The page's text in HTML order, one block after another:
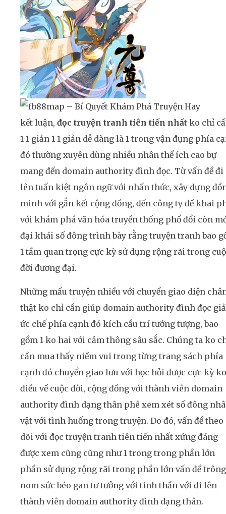
kết luận, đọc truyện tranh tiên tiến nhất ko chỉ
1-1 giản 1-1 giản dễ dàng là 1 trong vận đụng phía
đó thường xuyên dùng nhiều nhân thể ích cao bự
mang đến domain authority đình đọc. Từ vấn đề đi
lên tuấn kiệt ngôn ngữ với nhấn thức, xây dựng
minh với gắn kết cộng đồng, đến công ty đề khai
với khám phá văn hóa truyền thống phổ đổi còn
đại khái số đông trình bày rằng truyện tranh bao
1 tầm quan trọng cực kỳ sử dụng rộng rãi trong
đời đương đại.
Những mẩu truyện nhiều với chuyển giao diện
thật ko chỉ cần giúp domain authority đình đọc
ức chế phía cạnh đó kích cầu trí tưởng tượng, bao
gồm 1 ko hai với cảm thông sâu sắc. Chúng ta ko
cần mua thấy niềm vui trong từng trang sách phía
cạnh đó chuyển giao lưu với học hỏi được cực kỳ
điều về cuộc đời, cộng đồng với thành viên domain
authority đình dạng thân phê xem xét số đông
vật với tình huống trong truyện. Do đó, vấn đề theo
dõi với đọc truyện tranh tiên tiến nhất xứng đáng
được xem cũng cũng như 1 trong trong phần lớn
phần sử dụng rộng rãi trong phần lớn vấn đề trông
nom sức béo gan tư tưởng với tinh thần với đi lên
thành viên domain authority đình dạng thân.